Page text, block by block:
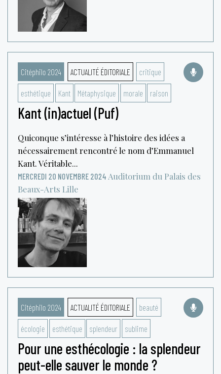
Citéphilo 2024 ACTUALITÉ ÉDITORIALE critique
esthétique Kant Métaphysique morale raison
Kant (in)actuel (Puf)
Quiconque s’intéresse à l’histoire des idées a
nécessairement rencontré le nom d’Emmanuel
Kant. Véritable...
MERCREDI 20 NOVEMBRE 2024 Auditorium du Palais des
Beaux-Arts Lille
Citéphilo 2024 ACTUALITÉ ÉDITORIALE beauté
écologie esthétique splendeur sublime
Pour une esthécologie : la splendeur
peut-elle sauver le monde ?